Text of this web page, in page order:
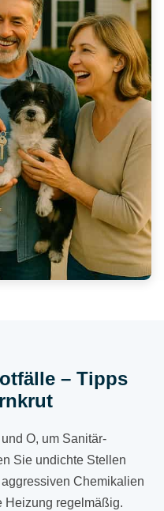
– Tipps
O, um Sanitär-
Sie undichte Stellen
Chemikalien
Heizung regelmäßig.